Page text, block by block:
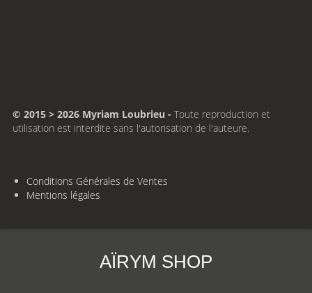
© 2015 > 2026 Myriam Loubrieu - Toute reproduction et
utilisation est interdite sans l'autorisation de l'auteure.
Conditions Générales de Ventes
Mentions légales
AÏRYM SHOP